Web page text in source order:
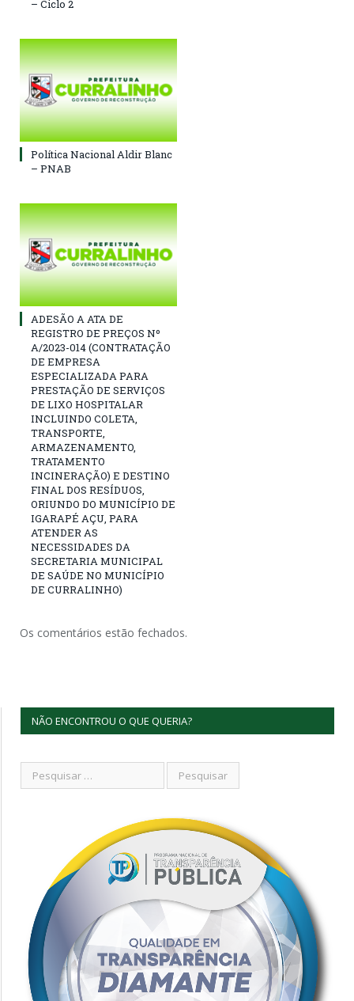
– Ciclo 2
Política Nacional Aldir Blanc
– PNAB
ADESÃO A ATA DE
REGISTRO DE PREÇOS Nº
A/2023-014 (CONTRATAÇÃO
DE EMPRESA
ESPECIALIZADA PARA
PRESTAÇÃO DE SERVIÇOS
DE LIXO HOSPITALAR
INCLUINDO COLETA,
TRANSPORTE,
ARMAZENAMENTO,
TRATAMENTO
INCINERAÇÃO) E DESTINO
FINAL DOS RESÍDUOS,
ORIUNDO DO MUNICÍPIO DE
IGARAPÉ AÇU, PARA
ATENDER AS
NECESSIDADES DA
SECRETARIA MUNICIPAL
DE SAÚDE NO MUNICÍPIO
DE CURRALINHO)
Os comentários estão fechados.
NÃO ENCONTROU O QUE QUERIA?